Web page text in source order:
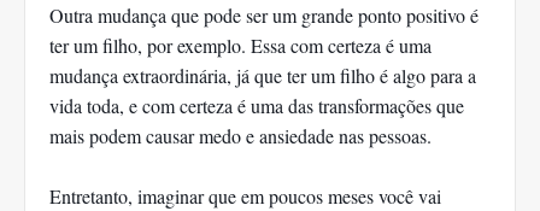
Outra mudança que pode ser um grande ponto positivo é
ter um filho, por exemplo. Essa com certeza é uma
mudança extraordinária, já que ter um filho é algo para a
vida toda, e com certeza é uma das transformações que
mais podem causar medo e ansiedade nas pessoas.
Entretanto, imaginar que em poucos meses você vai